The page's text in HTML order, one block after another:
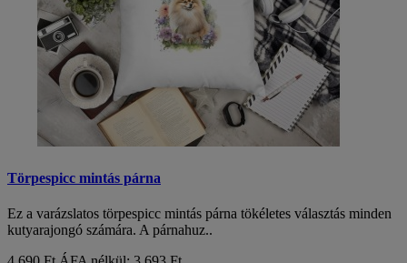
Törpespicc mintás párna
Ez a varázslatos törpespicc mintás párna tökéletes választás minden
kutyarajongó számára. A párnahuz..